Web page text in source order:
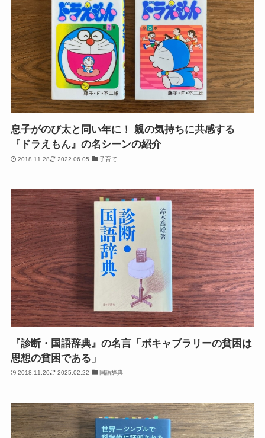
息子がのび太と同い年に！ 親の気持ちに共感する
『ドラえもん』の名シーンの紹介
2018.11.28 2022.06.05 子育て
『診断・国語辞典』の名言「ボキャブラリーの貧困は
思想の貧困である」
2018.11.20 2025.02.22 国語辞典